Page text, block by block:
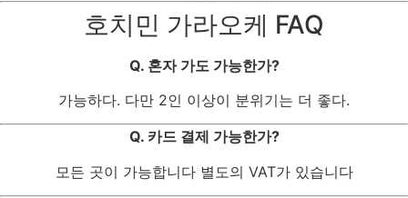
호치민 가라오케 FAQ
Q. 혼자 가도 가능한가?
가능하다. 다만 2인 이상이 분위기는 더 좋다.
Q. 카드 결제 가능한가?
모든 곳이 가능합니다 별도의 VAT가 있습니다